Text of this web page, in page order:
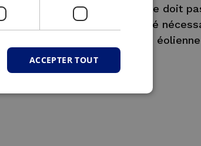
de la chaleur nécessaire ne doit
fossile, et l’électricité
à partir de l’énergie
ACCEPTER TOUT